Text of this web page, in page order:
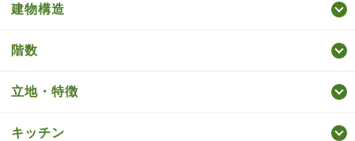
建物構造
階数
立地・特徴
キッチン